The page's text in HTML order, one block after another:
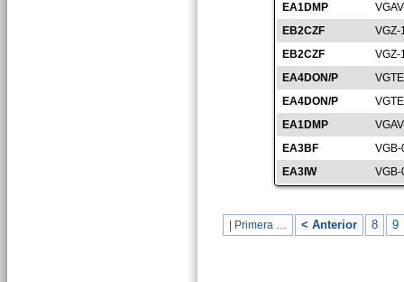
EA1DMP
EB2CZF
VGZ-
EB2CZF
VGZ-
EA4DON/P
EA4DON/P
EA1DMP
EA3BF
EA3IW
| Primera … < Anterior 8 9